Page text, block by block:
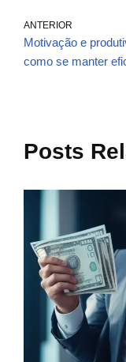
ANTERIOR
Motivação e
como se manter
Posts